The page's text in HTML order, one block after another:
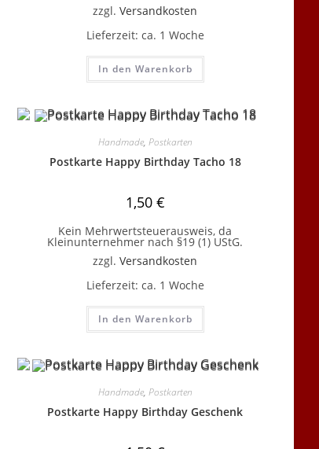
zzgl.Versandkosten
Lieferzeit: ca. 1 Woche
In den Warenkorb
Handmade, Postkarten
Postkarte Happy Birthday Tacho 18
1,50 €
Kein Mehrwertsteuerausweis, da
Kleinunternehmer nach §19 (1) UStG.
zzgl.Versandkosten
Lieferzeit: ca. 1 Woche
In den Warenkorb
Handmade, Postkarten
Postkarte Happy Birthday Geschenk